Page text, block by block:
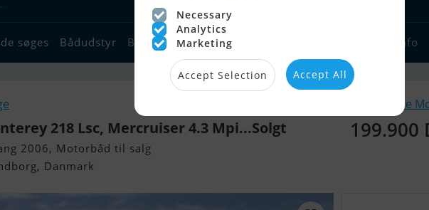
søges Bådudstyr Bådforhandlere Sejlerlinks Sejlerinfo
Lignende
218 Lsc, Mercruiser 4.3 Mpi...Solgt
2006, Motorbåd til salg
Danmark
199.900
Necessary
Analytics
Marketing
Accept Selection Accept All